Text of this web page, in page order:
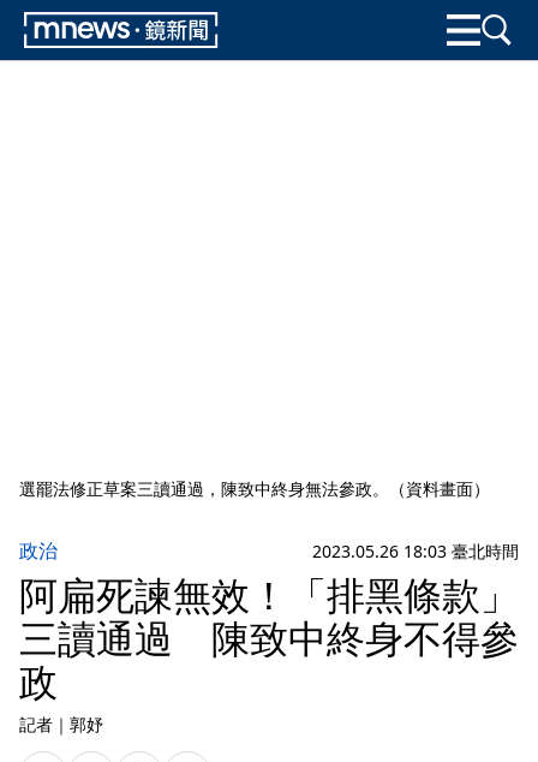
選罷法修正草案三讀通過，陳致中終身無法參政。（資料畫面）
政治 2023.05.26 18:03 臺北時間
阿扁死諫無效！「排黑條款」
三讀通過 陳致中終身不得參
政
記者 ｜ 郭妤